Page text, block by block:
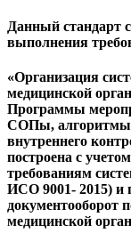
Данный стандарт
выполнения
«Организация
медицинской
Программы
СОПы, алгоритмы
внутреннего
построена с
требованиям
ИСО 9001- 2015) и
документооборот
медицинской